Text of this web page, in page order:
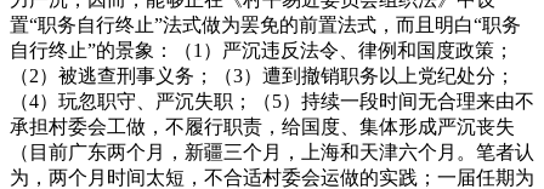
置“职务自行终止”法式做为罢免的前置法式，而且明白“职务
自行终止”的景象：（1）严沉违反法令、律例和国度政策；
（2）被逃查刑事义务；（3）遭到撤销职务以上党纪处分；
（4）玩忽职守、严沉失职；（5）持续一段时间无合理来由不
承担村委会工做，不履行职责，给国度、集体形成严沉丧失
（目前广东两个月，新疆三个月，上海和天津六个月。笔者认
为，两个月时间太短，不合适村委会运做的实践；一届任期为